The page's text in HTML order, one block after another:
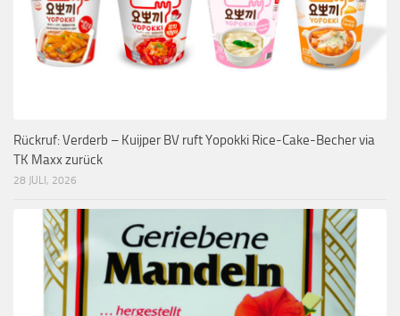
Rückruf: Verderb – Kuijper BV ruft Yopokki Rice-Cake-Becher via
TK Maxx zurück
28 JULI, 2026